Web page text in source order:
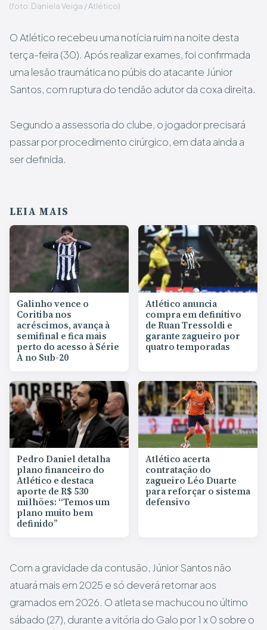
(foto: Daniela Veiga / Atlético)
O Atlético recebeu uma notícia ruim na noite desta
terça-feira (30). Após realizar exames, foi confirmada
uma lesão traumática no púbis do atacante Júnior
Santos, com ruptura do tendão adutor da coxa direita.
Segundo a assessoria do clube, o jogador precisará
passar por procedimento cirúrgico, em data ainda a
ser definida.
LEIA MAIS
Galinho vence o
Coritiba nos
acréscimos, avança à
semifinal e fica mais
perto do acesso à Série
A no Sub-20
Atlético anuncia
compra em definitivo
de Ruan Tressoldi e
garante zagueiro por
quatro temporadas
Pedro Daniel detalha
plano financeiro do
Atlético e destaca
aporte de R$ 530
milhões: “Temos um
plano muito bem
definido”
Atlético acerta
contratação do
zagueiro Léo Duarte
para reforçar o sistema
defensivo
Com a gravidade da contusão, Júnior Santos não
atuará mais em 2025 e só deverá retornar aos
gramados em 2026. O atleta se machucou no último
sábado (27), durante a vitória do Galo por 1 x 0 sobre o